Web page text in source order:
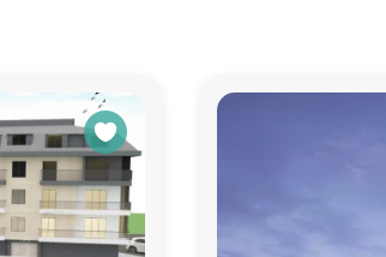
удобными
сад, зоны отдыха и